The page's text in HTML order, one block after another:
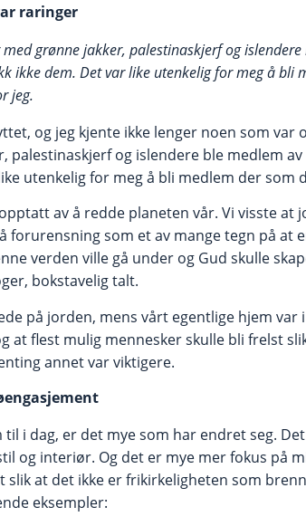
raringer
grønne jakker, palestinaskjerf og
ikke dem. Det var like utenkelig for meg å bli
jeg.
og jeg kjente ikke lenger noen som
palestinaskjerf og islendere ble medlem
utenkelig for meg å bli medlem der som
av å redde planeten vår. Vi visste at
forurensning som et av mange tegn på at
verden ville gå under og Gud skulle
bokstavelig talt.
på jorden, mens vårt egentlige hjem
at flest mulig mennesker skulle bli frelst
annet var viktigere.
engasjement
til i dag, er det mye som har endret seg.
og interiør. Og det er mye mer fokus på
slik at det ikke er frikirkeligheten som
eksempler: